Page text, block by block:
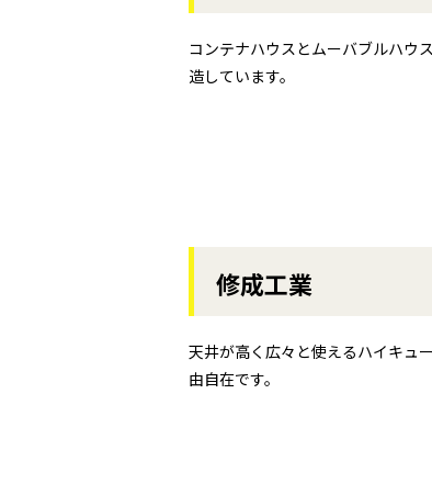
コンテナハウスとムーバブルハウ
造しています。
修成工業
天井が高く広々と使えるハイキュ
由自在です。